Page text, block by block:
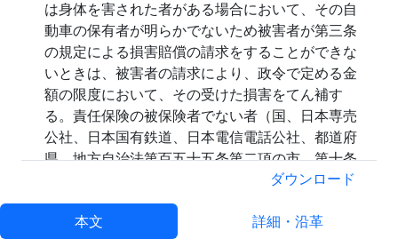
は身体を害された者がある場合において、その自
動車の保有者が明らかでないため被害者が第三条
の規定による損害賠償の請求をすることができな
いときは、被害者の請求により、政令で定める金
額の限度において、その受けた損害をてん補す
る。責任保険の被保険者でない者（国、日本専売
公社、日本国有鉄道、日本電信電話公社、都道府
県、地方自治法第百五十五条第二項の市、第十条
の政令で定める者及び自家保障者を除く。）が、
第三条の規定によつて損害賠償の責に任ずる場合
も、被害者の請求により、政令で定める金額の限
ダウンロード
本文 詳細・沿革